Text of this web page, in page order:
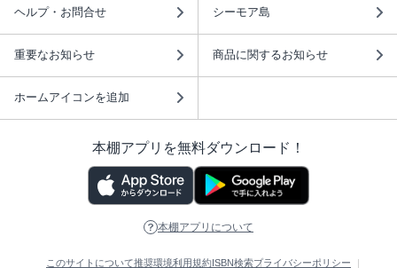
ヘルプ・お問合せ シーモア島
重要なお知らせ 商品に関するお知らせ
ホームアイコンを追加
本棚アプリを無料ダウンロード！
本棚アプリについて
このサイトについて推奨環境利用規約 ISBN検索プライバシーポリシー